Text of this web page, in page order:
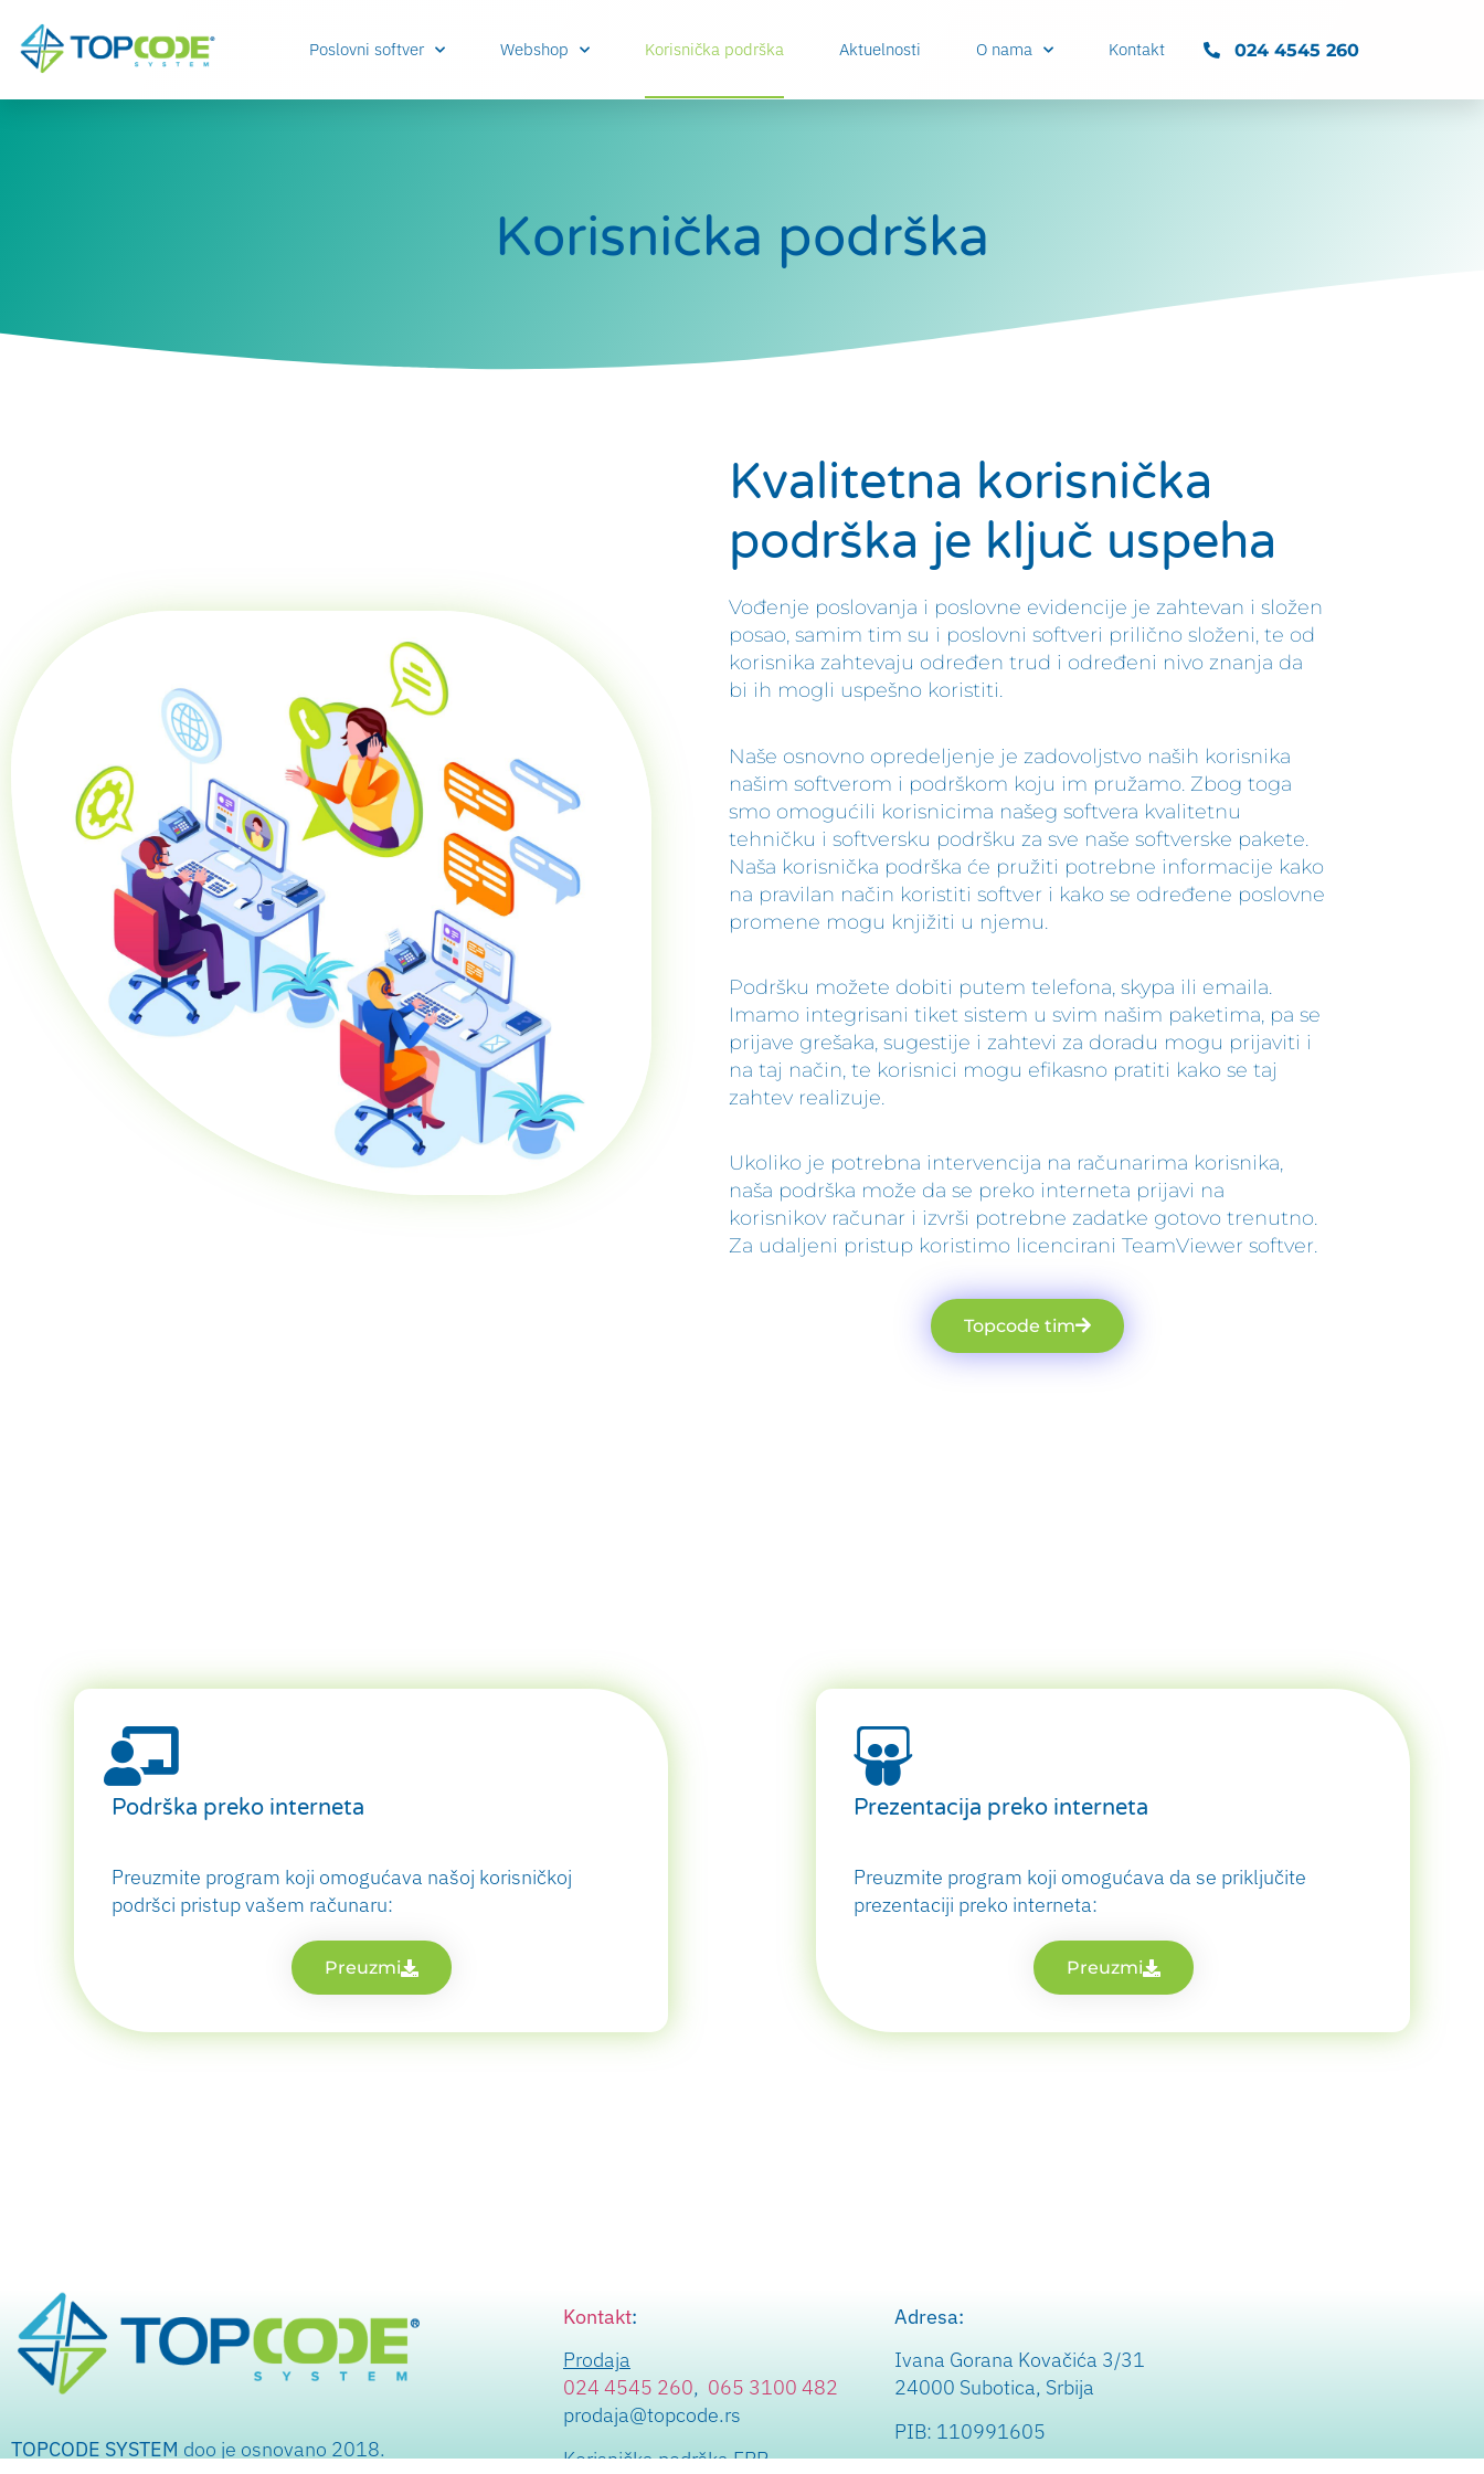
Poslovni softver Webshop Korisnička podrška Aktuelnosti O nama Kontakt 024 4545 260
Korisnička podrška
Kvalitetna korisnička
podrška je ključ uspeha
Vođenje poslovanja i poslovne evidencije je zahtevan i složen
posao, samim tim su i poslovni softveri prilično složeni, te od
korisnika zahtevaju određen trud i određeni nivo znanja da
bi ih mogli uspešno koristiti.
Naše osnovno opredeljenje je zadovoljstvo naših korisnika
našim softverom i podrškom koju im pružamo. Zbog toga
smo omogućili korisnicima našeg softvera kvalitetnu
tehničku i softversku podršku za sve naše softverske pakete.
Naša korisnička podrška će pružiti potrebne informacije kako
na pravilan način koristiti softver i kako se određene poslovne
promene mogu knjižiti u njemu.
Podršku možete dobiti putem telefona, skypa ili emaila.
Imamo integrisani tiket sistem u svim našim paketima, pa se
prijave grešaka, sugestije i zahtevi za doradu mogu prijaviti i
na taj način, te korisnici mogu efikasno pratiti kako se taj
zahtev realizuje.
Ukoliko je potrebna intervencija na računarima korisnika,
naša podrška može da se preko interneta prijavi na
korisnikov računar i izvrši potrebne zadatke gotovo trenutno.
Za udaljeni pristup koristimo licencirani TeamViewer softver.
Topcode tim
Podrška preko interneta
Preuzmite program koji omogućava našoj korisničkoj
podršci pristup vašem računaru:
Preuzmi
Prezentacija preko interneta
Preuzmite program koji omogućava da se priključite
prezentaciji preko interneta:
Preuzmi
TOPCODE SYSTEM doo je osnovano 2018.
Kontakt:
Prodaja
024 4545 260, 065 3100 482
prodaja@topcode.rs
Korisnička podrška ERP
Adresa:
Ivana Gorana Kovačića 3/31
24000 Subotica, Srbija
PIB: 110991605